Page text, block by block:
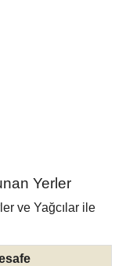
Yerler
ve Yağcılar ile